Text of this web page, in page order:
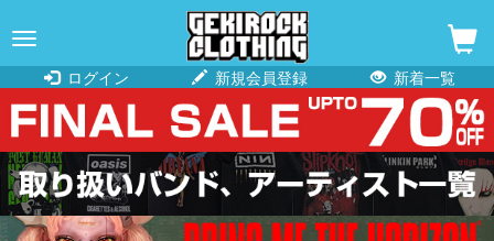
navigation
ログイン
新規会員登録 新着一覧